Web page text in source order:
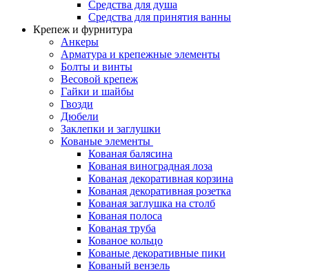
Средства для душа
Средства для принятия ванны
Крепеж и фурнитура
Анкеры
Арматура и крепежные элементы
Болты и винты
Весовой крепеж
Гайки и шайбы
Гвозди
Дюбели
Заклепки и заглушки
Кованые элементы
Кованая балясина
Кованая виноградная лоза
Кованая декоративная корзина
Кованая декоративная розетка
Кованая заглушка на столб
Кованая полоса
Кованая труба
Кованое кольцо
Кованые декоративные пики
Кованый вензель